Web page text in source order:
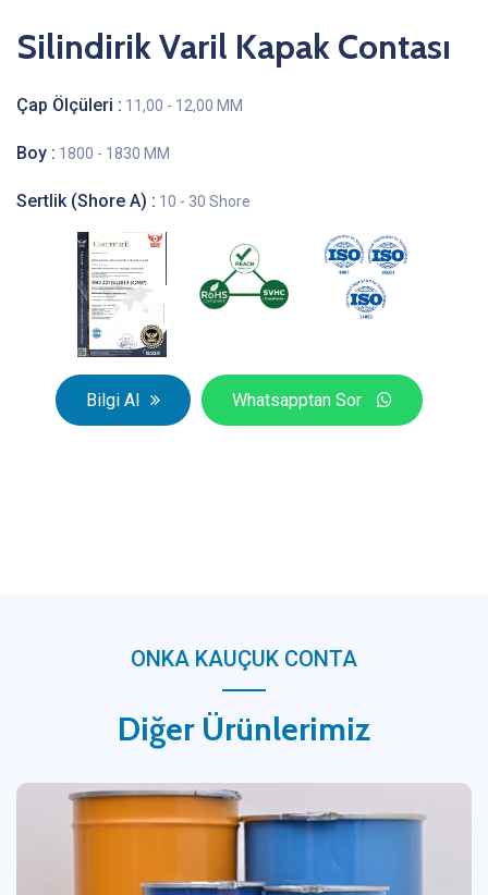
Silindirik Varil Kapak Contası
Çap Ölçüleri : 11,00 - 12,00 MM
Boy : 1800 - 1830 MM
Sertlik (Shore A) : 10 - 30 Shore
Bilgi Al Whatsapptan Sor
ONKA KAUÇUK CONTA
Diğer Ürünlerimiz